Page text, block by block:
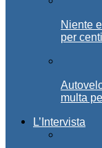
Niente
per
multa
L’Intervista